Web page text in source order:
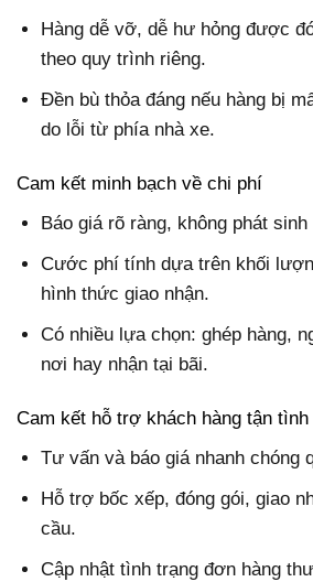
Hàng dễ vỡ, dễ hư hỏng được
theo quy trình riêng.
Đền bù thỏa đáng nếu hàng bị
do lỗi từ phía nhà xe.
Cam kết minh bạch về chi phí
Báo giá rõ ràng, không phát
Cước phí tính dựa trên khối
hình thức giao nhận.
Có nhiều lựa chọn: ghép hàng,
nơi hay nhận tại bãi.
Cam kết hỗ trợ khách hàng tận tình
Tư vấn và báo giá nhanh chóng
Hỗ trợ bốc xếp, đóng gói, giao
cầu.
Cập nhật tình trạng đơn hàng